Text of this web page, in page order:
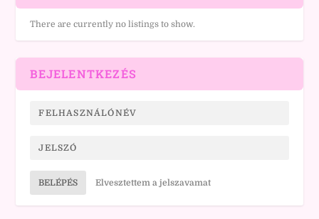
There are currently no listings to show.
BEJELENTKEZÉS
BELÉPÉS Elvesztettem a jelszavamat